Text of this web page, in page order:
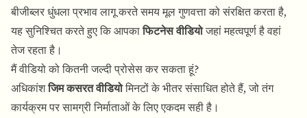
बीजीब्लर धुंधला प्रभाव लागू करते समय मूल गुणवत्ता को संरक्षित करता है,
यह सुनिश्चित करते हुए कि आपकाफिटनेस वीडियोजहां महत्वपूर्ण है वहां
तेज रहता है।
मैं वीडियो को कितनी जल्दी प्रोसेस कर सकता हूं?
अधिकांशजिम कसरत वीडियोमिनटों के भीतर संसाधित होते हैं, जो तंग
कार्यक्रम पर सामग्री निर्माताओं के लिए एकदम सही है।